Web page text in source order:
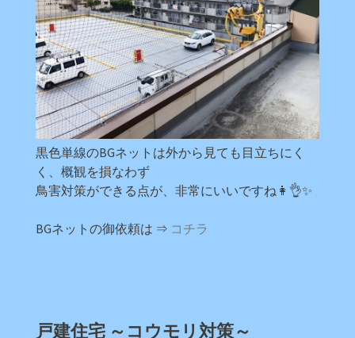
黒色単線のBGネットは外から見ても目立ちにく
く、概観を損なわず
鳥害対策ができる点が、非常にいいですね👩👌✨
BGネットの御依頼は ⇒ コチラ
戸建住宅 ～コウモリ対策～